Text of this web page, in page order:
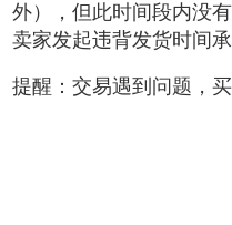
外），但此时间段内没有
卖家发起违背发货时间
提醒：交易遇到问题，